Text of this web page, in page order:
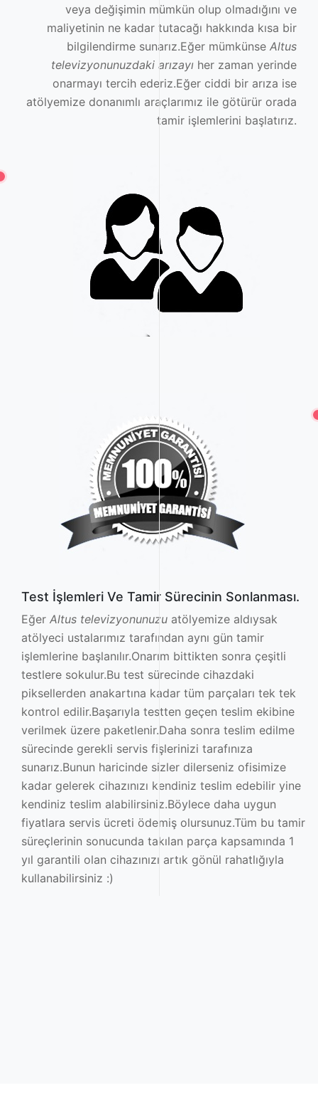
veya değişimin mümkün olup olmadığını ve
maliyetinin ne kadar tutacağı hakkında kısa bir
bilgilendirme sunarız.Eğer mümkünse Altus
televizyonunuzdaki arızayı her zaman yerinde
onarmayı tercih ederiz.Eğer ciddi bir arıza ise
atölyemize donanımlı araçlarımız ile götürür orada
tamir işlemlerini başlatırız.
Test İşlemleri Ve Tamir Sürecinin Sonlanması.
Eğer Altus televizyonunuzu atölyemize aldıysak
atölyeci ustalarımız tarafından aynı gün tamir
işlemlerine başlanılır.Onarım bittikten sonra çeşitli
testlere sokulur.Bu test sürecinde cihazdaki
piksellerden anakartına kadar tüm parçaları tek tek
kontrol edilir.Başarıyla testten geçen teslim ekibine
verilmek üzere paketlenir.Daha sonra teslim edilme
sürecinde gerekli servis fişlerinizi tarafınıza
sunarız.Bunun haricinde sizler dilerseniz ofisimize
kadar gelerek cihazınızı kendiniz teslim edebilir yine
kendiniz teslim alabilirsiniz.Böylece daha uygun
fiyatlara servis ücreti ödemiş olursunuz.Tüm bu tamir
süreçlerinin sonucunda takılan parça kapsamında 1
yıl garantili olan cihazınızı artık gönül rahatlığıyla
kullanabilirsiniz :)